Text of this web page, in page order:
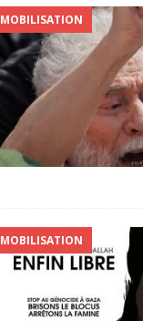
MOBILISATION
MOBILISATION